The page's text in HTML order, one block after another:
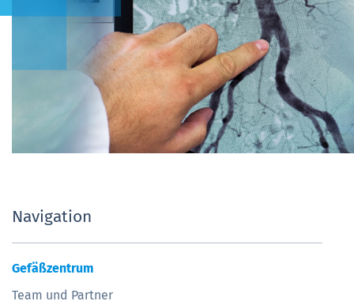
Navigation
Gefäßzentrum
Team und Partner